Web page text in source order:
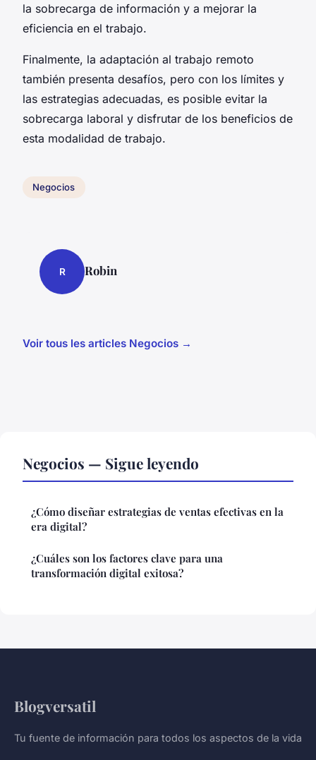
la sobrecarga de información y a mejorar la
eficiencia en el trabajo.
Finalmente, la adaptación al trabajo remoto
también presenta desafíos, pero con los límites y
las estrategias adecuadas, es posible evitar la
sobrecarga laboral y disfrutar de los beneficios de
esta modalidad de trabajo.
Negocios
R Robin
Voir tous les articles Negocios →
Negocios — Sigue leyendo
¿Cómo diseñar estrategias de ventas efectivas en la
era digital?
¿Cuáles son los factores clave para una
transformación digital exitosa?
Blogversatil
Tu fuente de información para todos los aspectos de la vida